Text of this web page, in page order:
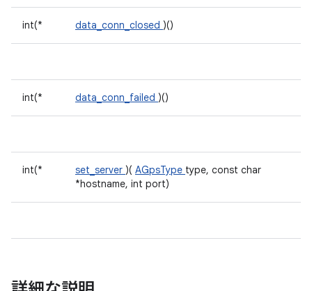
int(* data_conn_closed )()
int(* data_conn_failed )()
int(* set_server )( AGpsType type, const char
*hostname, int port)